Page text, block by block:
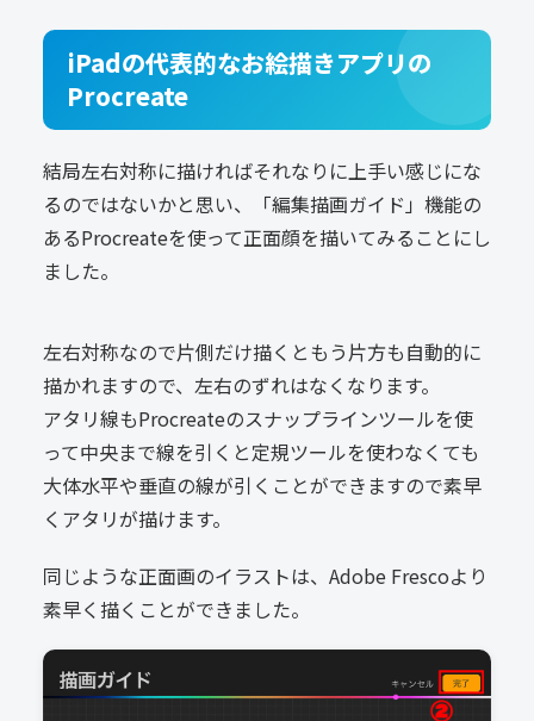
iPadの代表的なお絵描きアプリの
Procreate
結局左右対称に描ければそれなりに上手い感じにな
るのではないかと思い、「編集描画ガイド」機能の
あるProcreateを使って正面顔を描いてみることにし
ました。
左右対称なので片側だけ描くともう片方も自動的に
描かれますので、左右のずれはなくなります。
アタリ線もProcreateのスナップラインツールを使
って中央まで線を引くと定規ツールを使わなくても
大体水平や垂直の線が引くことができますので素早
くアタリが描けます。
同じような正面画のイラストは、Adobe Frescoより
素早く描くことができました。